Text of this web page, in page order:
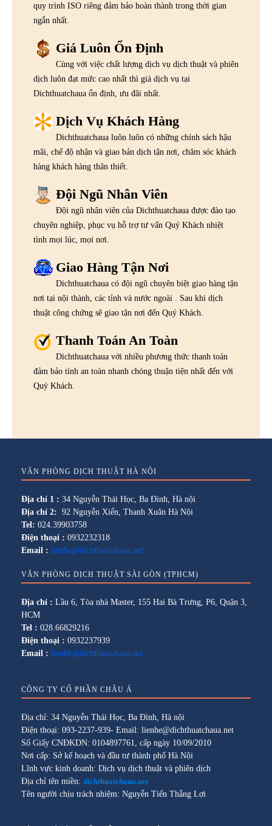
quy trình ISO riêng đảm bảo hoàn thành trong thời gian
ngắn nhất.
Giá Luôn Ổn Định
Cùng với việc chất lượng dịch vụ dịch thuật và phiên
dịch luôn đạt mức cao nhất thì giá dịch vụ tại
Dichthuatchaua ổn định, ưu đãi nhất.
Dịch Vụ Khách Hàng
Dichthuatchaua luôn luôn có những chính sách hậu
mãi, chế độ nhận và giao bản dịch tận nơi, chăm sóc khách
hàng khách hàng thân thiết.
Đội Ngũ Nhân Viên
Đội ngũ nhân viên của Dichthuatchaua được đào tạo
chuyên nghiệp, phục vụ hỗ trợ tư vấn Quý Khách nhiệt
tình mọi lúc, mọi nơi.
Giao Hàng Tận Nơi
Dichthuatchaua có đội ngũ chuyên biệt giao hàng tận
nơi tại nội thành, các tỉnh và nước ngoài . Sau khi dịch
thuật công chứng sẽ giao tận nơi đến Quý Khách.
Thanh Toán An Toàn
Dichthuatchaua với nhiều phương thức thanh toán
đảm bảo tính an toàn nhanh chóng thuận tiện nhất đến với
Quý Khách.
VĂN PHÒNG DỊCH THUẬT HÀ NỘI
Địa chỉ 1 : 34 Nguyễn Thái Học, Ba Đình, Hà nội
Địa chỉ 2: 92 Nguyễn Xiển, Thanh Xuân Hà Nội
Tel: 024.39903758
Điện thoại : 0932232318
Email : lienhe@dichthuatchaua.net
VĂN PHÒNG DỊCH THUẬT SÀI GÒN (TPHCM)
Địa chỉ : Lầu 6, Tòa nhà Master, 155 Hai Bà Trưng, P6, Quận 3,
HCM
Tel : 028.66829216
Điện thoại : 0932237939
Email : lienhe@dichthuatchaua.net
CÔNG TY CỔ PHẦN CHÂU Á
Địa chỉ: 34 Nguyễn Thái Học, Ba Đình, Hà nội
Điện thoại: 093-2237-939- Email: lienhe@dichthuatchaua.net
Số Giấy CNĐKDN: 0104897761, cấp ngày 10/09/2010
Nơi cấp: Sở kế hoạch và đầu tư thành phố Hà Nội
Lĩnh vực kinh doanh: Dịch vụ dịch thuật và phiên dịch
Địa chỉ tên miền: dichthuatchaua.net
Tên người chịu trách nhiệm: Nguyễn Tiến Thắng Lợi